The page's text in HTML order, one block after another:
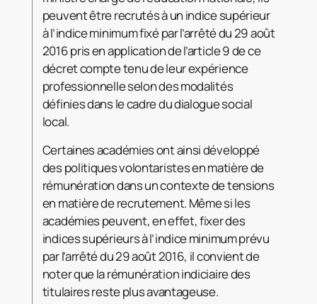
peuvent être recrutés à un indice supérieur
à l’indice minimum fixé par l’arrêté du 29 août
2016 pris en application de l’article 9 de ce
décret compte tenu de leur expérience
professionnelle selon des modalités
définies dans le cadre du dialogue social
local.
Certaines académies ont ainsi développé
des politiques volontaristes en matière de
rémunération dans un contexte de tensions
en matière de recrutement. Même si les
académies peuvent, en effet, fixer des
indices supérieurs à l’indice minimum prévu
par l’arrêté du 29 août 2016, il convient de
noter que la rémunération indiciaire des
titulaires reste plus avantageuse.